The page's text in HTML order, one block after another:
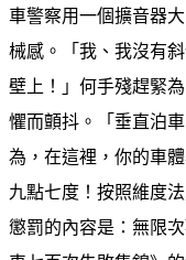
車警察用一個擴音器大
械感。「我、我沒有
壁上！」何手殘趕緊
懼而顫抖。「垂直泊
為，在這裡，你的車
九點七度！按照維度
懲罰的內容是：無限